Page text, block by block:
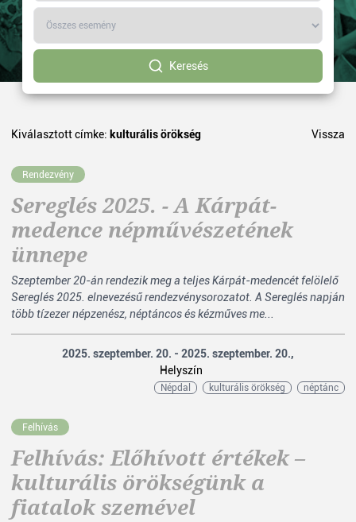
Keresés
Kiválasztott címke: kulturális örökség Vissza
Rendezvény
Sereglés 2025. - A Kárpát-
medence népművészetének
ünnepe
Szeptember 20-án rendezik meg a teljes Kárpát-medencét felölelő
Sereglés 2025. elnevezésű rendezvénysorozatot. A Sereglés napján
több tízezer népzenész, néptáncos és kézműves me...
2025. szeptember. 20. - 2025. szeptember. 20.,
Helyszín
Népdal kulturális örökség néptánc
Felhívás
Felhívás: Előhívott értékek –
kulturális örökségünk a
fiatalok szemével